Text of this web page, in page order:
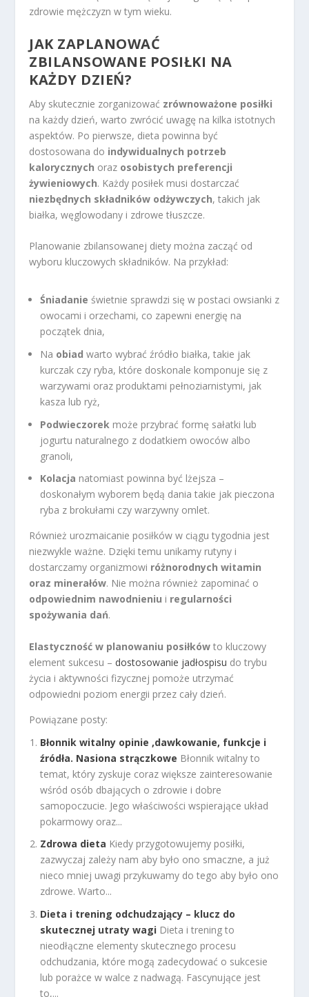
zdrowie mężczyzn w tym wieku.
JAK ZAPLANOWAĆ
ZBILANSOWANE POSIŁKI NA
KAŻDY DZIEŃ?
Aby skutecznie zorganizować zrównoważone posiłki
na każdy dzień, warto zwrócić uwagę na kilka istotnych
aspektów. Po pierwsze, dieta powinna być
dostosowana do indywidualnych potrzeb
kalorycznych oraz osobistych preferencji
żywieniowych. Każdy posiłek musi dostarczać
niezbędnych składników odżywczych, takich jak
białka, węglowodany i zdrowe tłuszcze.
Planowanie zbilansowanej diety można zacząć od
wyboru kluczowych składników. Na przykład:
Śniadanie świetnie sprawdzi się w postaci owsianki z
owocami i orzechami, co zapewni energię na
początek dnia,
Na obiad warto wybrać źródło białka, takie jak
kurczak czy ryba, które doskonale komponuje się z
warzywami oraz produktami pełnoziarnistymi, jak
kasza lub ryż,
Podwieczorek może przybrać formę sałatki lub
jogurtu naturalnego z dodatkiem owoców albo
granoli,
Kolacja natomiast powinna być lżejsza –
doskonałym wyborem będą dania takie jak pieczona
ryba z brokułami czy warzywny omlet.
Również urozmaicanie posiłków w ciągu tygodnia jest
niezwykle ważne. Dzięki temu unikamy rutyny i
dostarczamy organizmowi różnorodnych witamin
oraz minerałów. Nie można również zapominać o
odpowiednim nawodnieniu i regularności
spożywania dań.
Elastyczność w planowaniu posiłków to kluczowy
element sukcesu – dostosowanie jadłospisu do trybu
życia i aktywności fizycznej pomoże utrzymać
odpowiedni poziom energii przez cały dzień.
Powiązane posty:
Błonnik witalny opinie ,dawkowanie, funkcje i
źródła. Nasiona strączkowe Błonnik witalny to
temat, który zyskuje coraz większe zainteresowanie
wśród osób dbających o zdrowie i dobre
samopoczucie. Jego właściwości wspierające układ
pokarmowy oraz...
Zdrowa dieta Kiedy przygotowujemy posiłki,
zazwyczaj zależy nam aby było ono smaczne, a już
nieco mniej uwagi przykuwamy do tego aby było ono
zdrowe. Warto...
Dieta i trening odchudzający – klucz do
skutecznej utraty wagi Dieta i trening to
nieodłączne elementy skutecznego procesu
odchudzania, które mogą zadecydować o sukcesie
lub porażce w walce z nadwagą. Fascynujące jest
to,...